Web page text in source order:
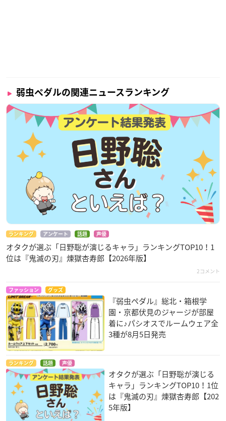
弱虫ペダルの関連ニュースランキング
ランキング アンケート 話題 声優
オタクが選ぶ「日野聡が演じるキャラ」ランキングTOP10！1
位は『鬼滅の刃』煉󠄁獄杏寿郎【2026年版】
2コメント
ファッション グッズ
『弱虫ペダル』総北・箱根学
園・京都伏見のジャージが部屋
着に♪パシオスでルームウェア全
3種が8月5日発売
ランキング 話題 声優
オタクが選ぶ「日野聡が演じる
キャラ」ランキングTOP10！1位
は『鬼滅の刃』煉󠄁獄杏寿郎【202
5年版】